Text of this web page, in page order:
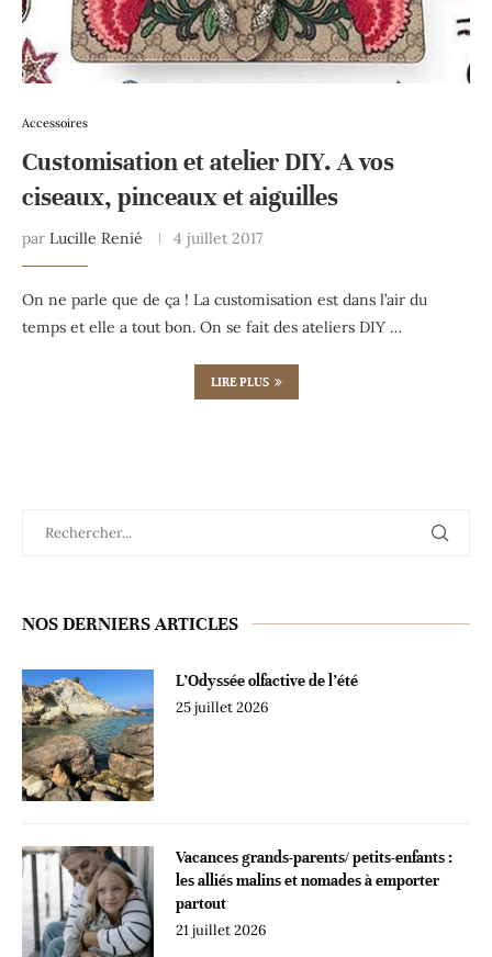
Accessoires
Customisation et atelier DIY. A vos
ciseaux, pinceaux et aiguilles
par Lucille Renié 4 juillet 2017
On ne parle que de ça ! La customisation est dans l’air du
temps et elle a tout bon. On se fait des ateliers DIY …
LIRE PLUS
NOS DERNIERS ARTICLES
L’Odyssée olfactive de l’été
25 juillet 2026
Vacances grands-parents/ petits-enfants :
les alliés malins et nomades à emporter
partout
21 juillet 2026